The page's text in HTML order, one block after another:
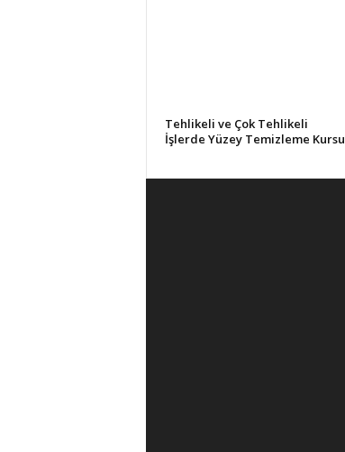
Tehlikeli ve Çok Tehlikeli
İşlerde Yüzey Temizleme Kursu